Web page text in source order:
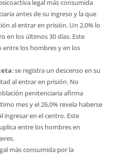
legal más consumida
antes de su ingreso y la que
al entrar en prisión. Un 2,0% lo
en los últimos 30 días. Este
entre los hombres y en los
: se registra un descenso en su
al entrar en prisión. No
penitenciaria afirma
mes y el 26,0% revela haberse
ingresar en el centro. Este
entre los hombres en
más consumida por la